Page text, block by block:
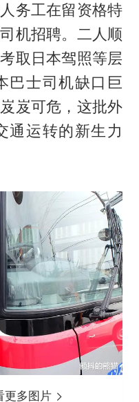
务工在留资格特
机招聘。二人顺
取日本驾照等层
巴士司机缺口巨
岌可危，这批外
通运转的新生力
更多图片